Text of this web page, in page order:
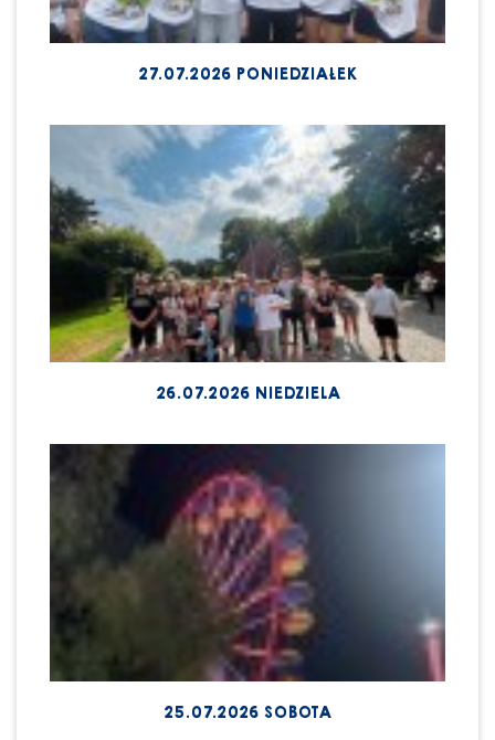
27.07.2026 PONIEDZIAŁEK
26.07.2026 NIEDZIELA
25.07.2026 SOBOTA